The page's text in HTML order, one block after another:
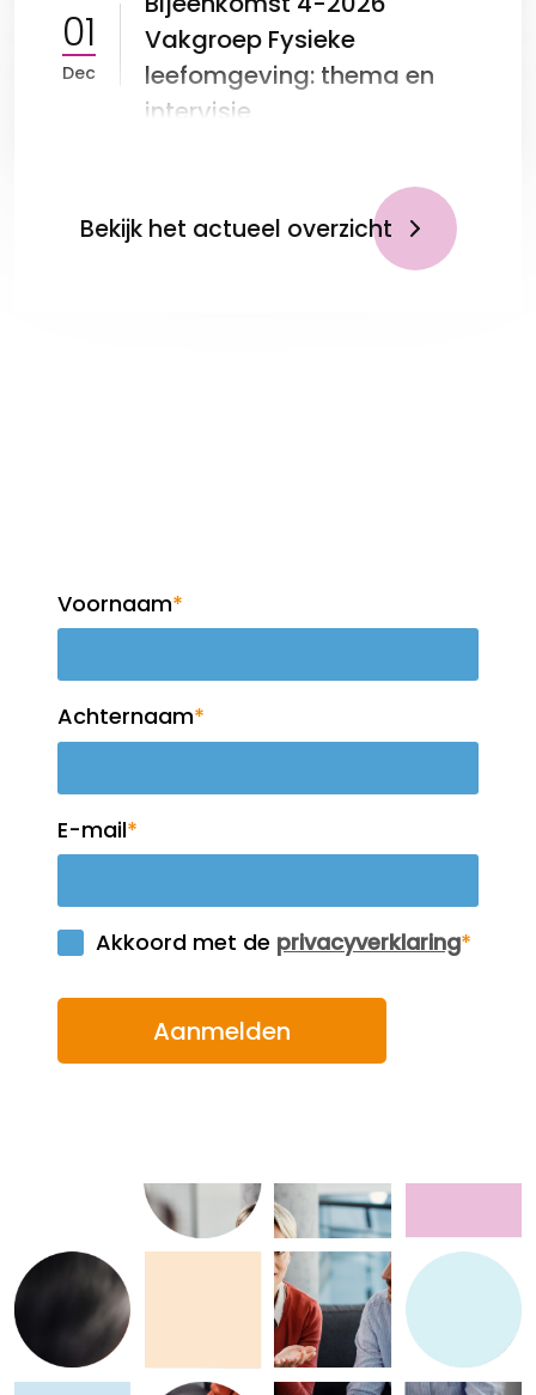
01
Dec
Vakgroep Fysieke
leefomgeving: thema en
intervisie
Bekijk het actueel overzicht